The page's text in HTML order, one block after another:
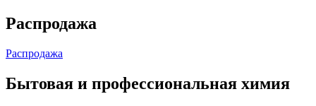
Распродажа
Распродажа
Бытовая и профессиональная химия